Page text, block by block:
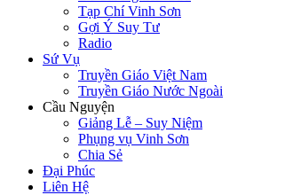
Tạp Chí Vinh Sơn
Gợi Ý Suy Tư
Radio
Sứ Vụ
Truyền Giáo Việt Nam
Truyền Giáo Nước Ngoài
Cầu Nguyện
Giảng Lễ – Suy Niệm
Phụng vụ Vinh Sơn
Chia Sẻ
Đại Phúc
Liên Hệ